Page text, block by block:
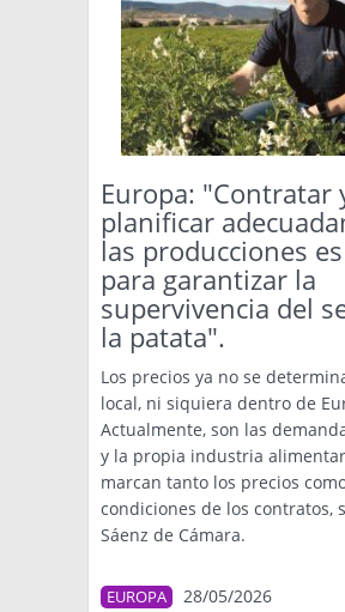
Europa: "Contratar
planificar
las producciones
para garantizar la
supervivencia del
la patata".
Los precios ya no se
local, ni siquiera dentro de
Actualmente, son las
y la propia industria
marcan tanto los precios
condiciones de los contratos,
Sáenz de Cámara.
EUROPA 28/05/2026